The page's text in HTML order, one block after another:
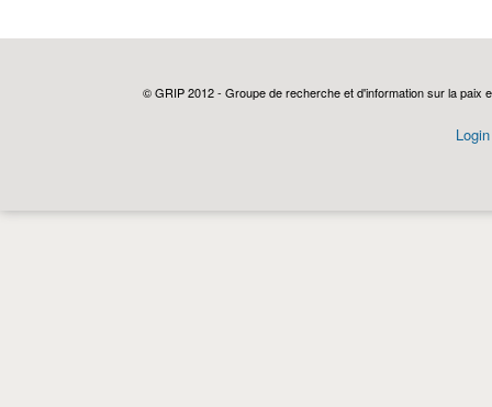
© GRIP 2012 - Groupe de recherche et d'information sur la paix
Login